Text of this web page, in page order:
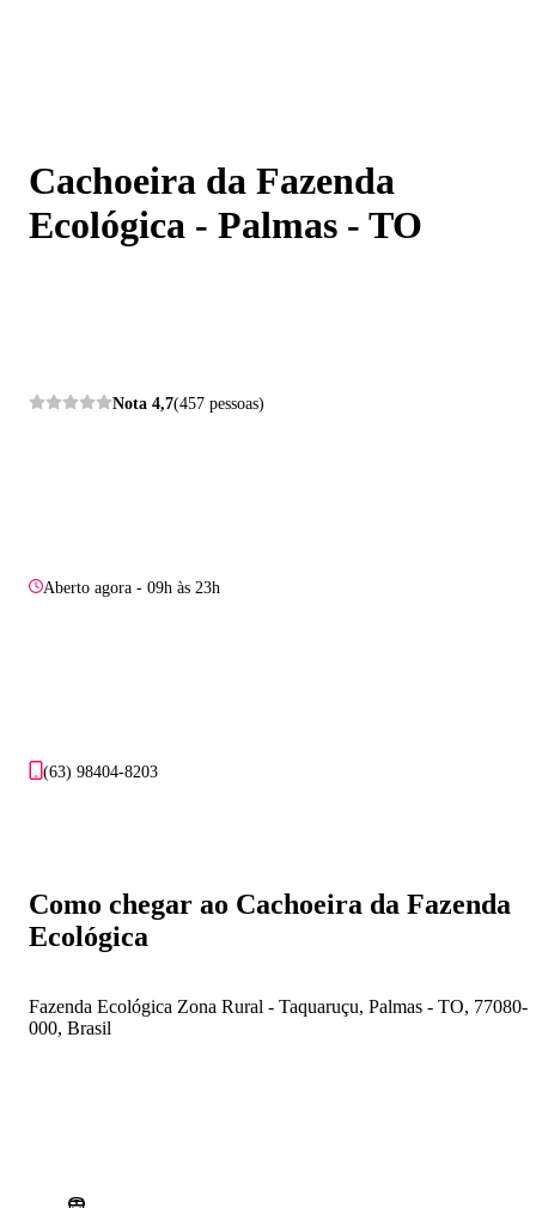
Cachoeira da Fazenda
Ecológica - Palmas - TO
Nota 4,7(457 pessoas)
Aberto agora - 09h às 23h
(63) 98404-8203
Como chegar ao Cachoeira da Fazenda
Ecológica
Fazenda Ecológica Zona Rural - Taquaruçu, Palmas - TO, 77080-
000, Brasil